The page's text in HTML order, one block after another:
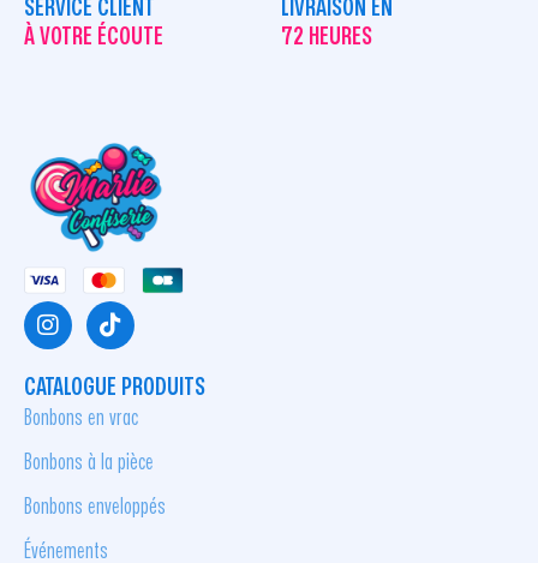
SERVICE CLIENT
À VOTRE ÉCOUTE
LIVRAISON EN
72 HEURES
CATALOGUE PRODUITS
Bonbons en vrac
Bonbons à la pièce
Bonbons enveloppés
Événements